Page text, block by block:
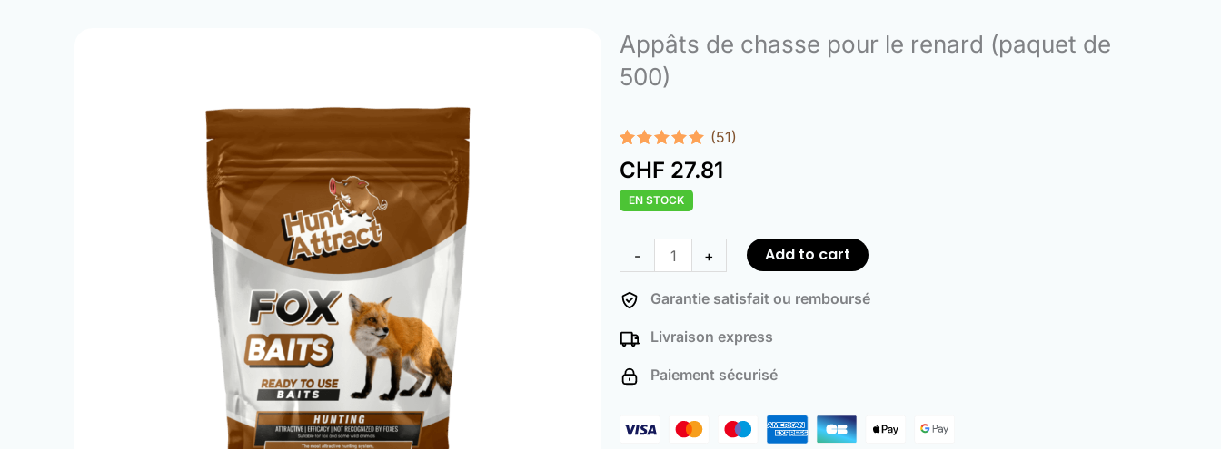
Appâts de chasse pour le renard (paquet de
500)
Rated
4.98
out of 5
based on
51
customer
(51)
CHF 27.81
EN STOCK
-
Baits
for
Fox
Pack)
+ Add to cart
Garantie satisfait ou remboursé
Livraison express
Paiement sécurisé